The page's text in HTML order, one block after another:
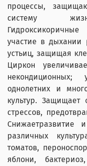
процессы,
систему
участие в дыхании
устьиц, защищая
Циркон
некондиционных;
однолетних и
культур. Защищает
стрессов,
Снижаетразвитие
различных
томатов,
яблони,